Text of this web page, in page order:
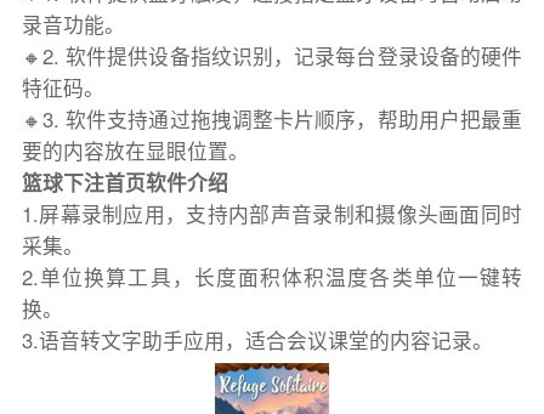
录音功能。
🔸2. 软件提供设备指纹识别，记录每台登录设备的硬件
特征码。
🔸3. 软件支持通过拖拽调整卡片顺序，帮助用户把最重
要的内容放在显眼位置。
篮球下注首页软件介绍
1.屏幕录制应用，支持内部声音录制和摄像头画面同时
采集。
2.单位换算工具，长度面积体积温度各类单位一键转
换。
3.语音转文字助手应用，适合会议课堂的内容记录。